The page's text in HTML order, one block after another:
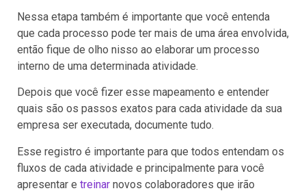
Nessa etapa também é importante que você entenda
que cada processo pode ter mais de uma área envolvida,
então fique de olho nisso ao elaborar um processo
interno de uma determinada atividade.
Depois que você fizer esse mapeamento e entender
quais são os passos exatos para cada atividade da sua
empresa ser executada, documente tudo.
Esse registro é importante para que todos entendam os
fluxos de cada atividade e principalmente para você
apresentar e treinar novos colaboradores que irão